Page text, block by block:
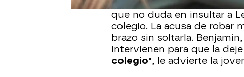
Mientras conversan,
que no duda en insultar a
colegio. La acusa de robar
brazo sin soltarla.
intervienen para que la
colegio", le advierte la